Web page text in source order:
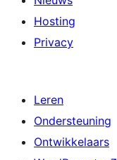
Hosting
Privacy
Leren
Ondersteuning
Ontwikkelaars